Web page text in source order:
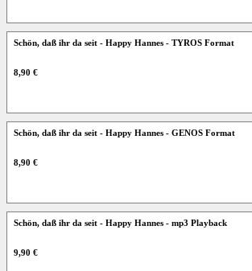
Schön, daß ihr da seit - Happy Hannes - TYROS Format
8,90 €
Schön, daß ihr da seit - Happy Hannes - GENOS Format
8,90 €
Schön, daß ihr da seit - Happy Hannes - mp3 Playback
9,90 €